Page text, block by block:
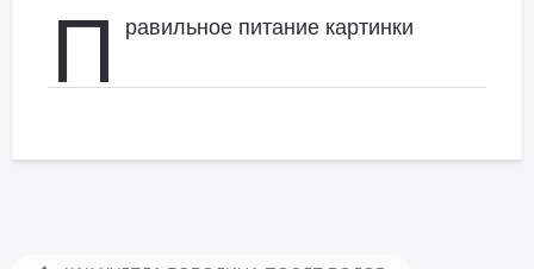
П равильное питание картинки